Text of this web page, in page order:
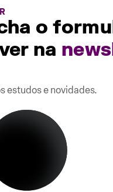
o
na
estudos e novidades.